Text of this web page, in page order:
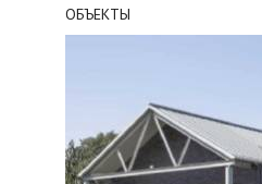
ОБЪЕКТЫ